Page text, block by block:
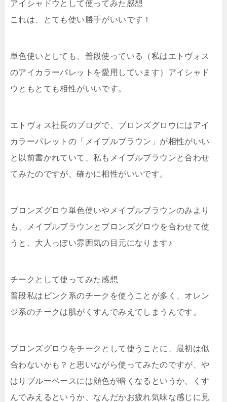
アイシャドウとして使ってみた感想
これは、
とても使い勝手がいいです！
単色使いとしても、普段使っている（私はエトヴォス
のアイカラーパレットを愛用しています）アイシャド
ウともとても相性がいいです。
エトヴォス社長のブログで、 ブロンズグロウにはアイ
カラーパレットの「メイプルブラウン」が相性がいい
と以前書かれていて、私もメイプルブラウンと合わせ
てみたのですが、確かに相性がいいです。
ブロンズグロウ単色使いやメイプルブラウンのみより
も、メイプルブラウンとブロンズグロウを合わせて使
うと、 大人っぽい雰囲気の目元になります♪
チークとして使ってみた感想
普段私はピンク系のチークを使うことが多く、オレン
ジ系のチークは肌がくすんでみえてしまうんです。
ブロンズグロウをチークとして使うことに、最初は似
合わないかも？と思いながら使ってみたのですが、や
はりブルーベースには顔色が暗くなるというか、くす
んでみえるというか、なんだかお疲れ気味な感じに見